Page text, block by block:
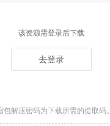
该资源需登录后下载
去登录
包解压密码为下载所需的提取码。